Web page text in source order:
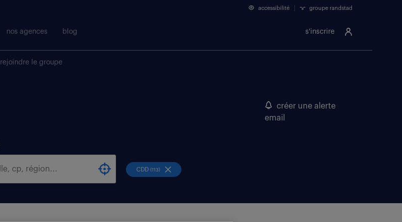
s'inscrire
accessibilité groupe randstad
nos agences blog
rejoindre le groupe
créer une alerte
email
CDD(113)